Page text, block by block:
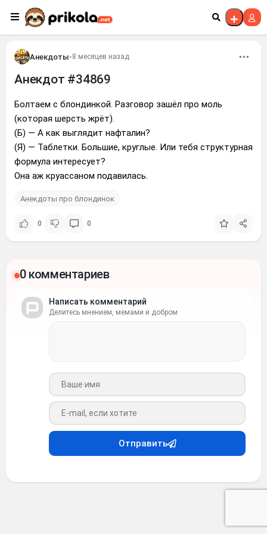
Перейти к контенту
Анекдоты•8 месяцев назад
Анекдот #34869
Болтаем с блондинкой. Разговор зашёл про моль
(которая шерсть жрёт).
(Б) — А как выглядит нафталин?
(Я) — Таблетки. Большие, круглые. Или тебя структурная
формула интересует?
Она аж круассаном подавилась.
Анекдоты про блондинок
0 0
0 комментариев
Написать комментарий
Делитесь мнением, мемами и добром
Ваше имя
Ваш e-mail
Отправить